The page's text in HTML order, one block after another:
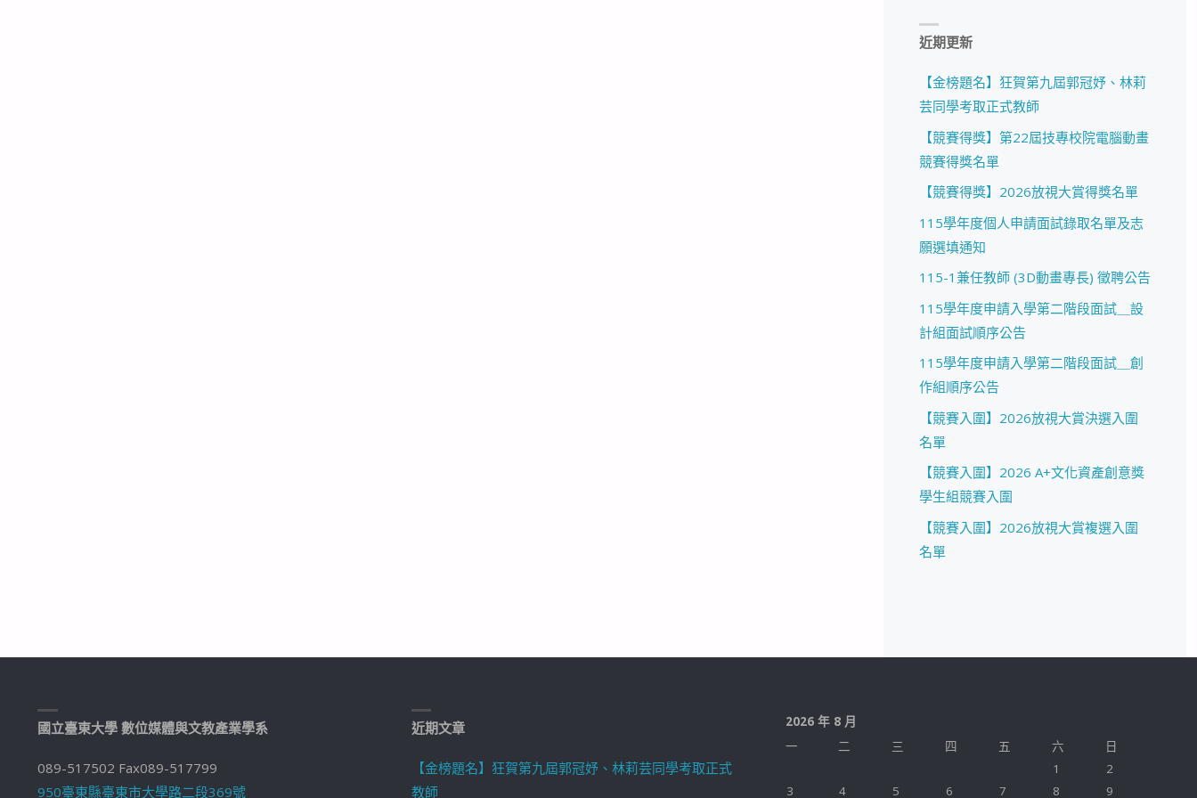
近期更新
【金榜題名】狂賀第九屆郭冠妤、林莉
芸同學考取正式教師
【競賽得獎】第22屆技專校院電腦動畫
競賽得獎名單
【競賽得獎】2026放視大賞得獎名單
115學年度個人申請面試錄取名單及志
願選填通知
115-1兼任教師 (3D動畫專長) 徵聘公告
115學年度申請入學第二階段面試＿設
計組面試順序公告
115學年度申請入學第二階段面試＿創
作組順序公告
【競賽入圍】2026放視大賞決選入圍
名單
【競賽入圍】2026 A+文化資產創意獎
學生組競賽入圍
【競賽入圍】2026放視大賞複選入圍
名單
國立臺東大學 數位媒體與文教產業學系
089-517502 Fax089-517799
950臺東縣臺東市大學路二段369號
近期文章
【金榜題名】狂賀第九屆郭冠妤、林莉芸同學考取正式
教師
2026 年 8 月
一
二 三 四 五 六
日
1
2
3
4 5 6 7 8 9